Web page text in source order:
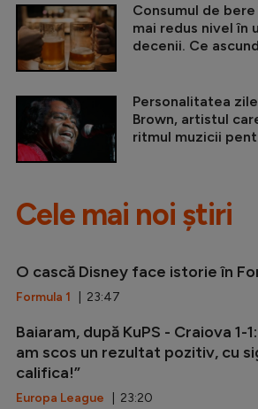
Consumul de
mai redus nivel în
decenii. Ce
Personalitatea
Brown, artistul
ritmul muzicii
Cele mai noi știri
O cască Disney face istorie în
Formula 1 | 23:47
Baiaram, după KuPS - Craiova 1-
am scos un rezultat pozitiv, cu
califica!”
Europa League | 23:20